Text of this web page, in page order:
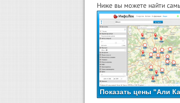
Ниже вы можете найти
Показать цены "Али